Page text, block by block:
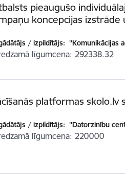
pieaugušo
koncepcijas izstrāde
/ izpildītājs: ''Komunikācijas
līgumcena 292338.32
platformas skolo.lv
/ izpildītājs: ''Datorzinību
līgumcena 220000